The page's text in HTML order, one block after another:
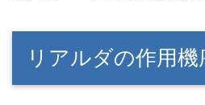
リアルダの作用機